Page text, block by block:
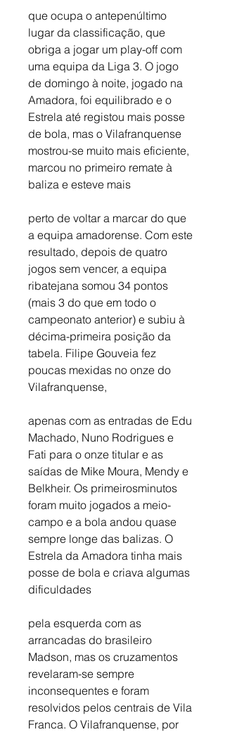
que ocupa o antepenúltimo
lugar da classificação, que
obriga a jogar um play-off com
uma equipa da Liga 3. O jogo
de domingo à noite, jogado na
Amadora, foi equilibrado e o
Estrela até registou mais posse
de bola, mas o Vilafranquense
mostrou-se muito mais eficiente,
marcou no primeiro remate à
baliza e esteve mais
perto de voltar a marcar do que
a equipa amadorense. Com este
resultado, depois de quatro
jogos sem vencer, a equipa
ribatejana somou 34 pontos
(mais 3 do que em todo o
campeonato anterior) e subiu à
décima-primeira posição da
tabela. Filipe Gouveia fez
poucas mexidas no onze do
Vilafranquense,
apenas com as entradas de Edu
Machado, Nuno Rodrigues e
Fati para o onze titular e as
saídas de Mike Moura, Mendy e
Belkheir. Os primeirosminutos
foram muito jogados a meio-
campo e a bola andou quase
sempre longe das balizas. O
Estrela da Amadora tinha mais
posse de bola e criava algumas
dificuldades
pela esquerda com as
arrancadas do brasileiro
Madson, mas os cruzamentos
revelaram-se sempre
inconsequentes e foram
resolvidos pelos centrais de Vila
Franca. O Vilafranquense, por